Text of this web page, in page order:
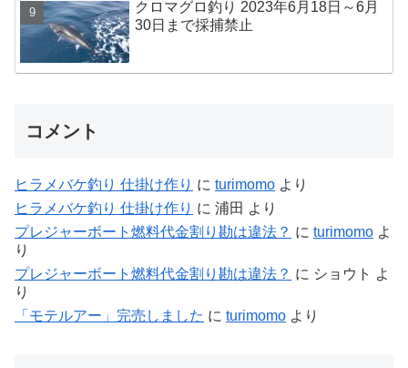
クロマグロ釣り 2023年6月18日～6月
30日まで採捕禁止
コメント
ヒラメバケ釣り 仕掛け作り に turimomo より
ヒラメバケ釣り 仕掛け作り に 浦田 より
プレジャーボート燃料代金割り勘は違法？ に turimomo よ
り
プレジャーボート燃料代金割り勘は違法？ に ショウト よ
り
「モテルアー」完売しました に turimomo より